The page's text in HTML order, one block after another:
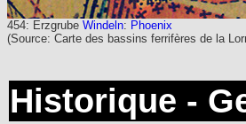
454: Erzgrube Windeln: Phoenix
(Source: Carte des bassins ferrifères de la
Historique -